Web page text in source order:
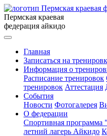
Пермская краевая
федерация айкидо
Главная
Записаться на
Информация о
Расписание тренировок
тренировок Аттестация
События
Новости Фотогалерея
О федерации
Спортивная
летний лагерь Айкидо